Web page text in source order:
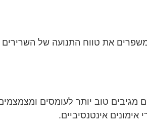
את טווח התנועה של
מגיבים טוב יותר לעומסים
אינטנסיביים.